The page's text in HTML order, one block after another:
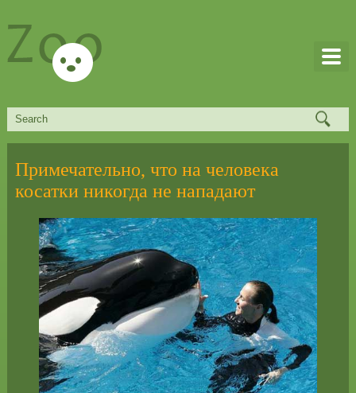
Примечательно, что на человека
косатки никогда не нападают